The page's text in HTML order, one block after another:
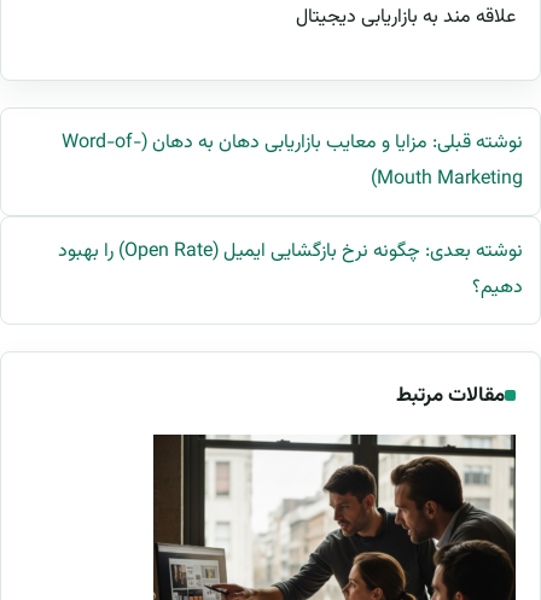
علاقه مند به بازاریابی دیجیتال
نوشته قبلی: مزایا و معایب بازاریابی دهان به دهان (Word-of-
Mouth Marketing)
نوشته بعدی: چگونه نرخ بازگشایی ایمیل (Open Rate) را بهبود
دهیم؟
مقالات مرتبط